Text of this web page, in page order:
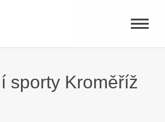
Toggle
sporty Kroměříž